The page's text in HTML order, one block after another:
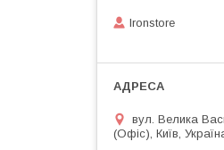
Ironstore
вул. Велика
(Офіс), Київ,